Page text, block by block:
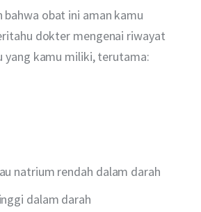
obat ini aman kamu
dokter mengenai riwayat
yang kamu miliki, terutama:
natrium rendah dalam darah
dalam darah